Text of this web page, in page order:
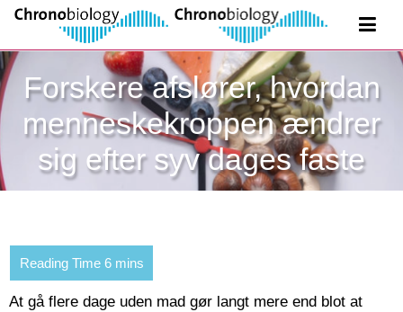
Forskere afslører, hvordan
menneskekroppen ændrer
sig efter syv dages faste
At gå flere dage uden mad gør langt mere end blot at